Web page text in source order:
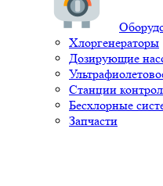
Хлоргенераторы
Дозирующие
Станции
Бесхлорные
Запчасти